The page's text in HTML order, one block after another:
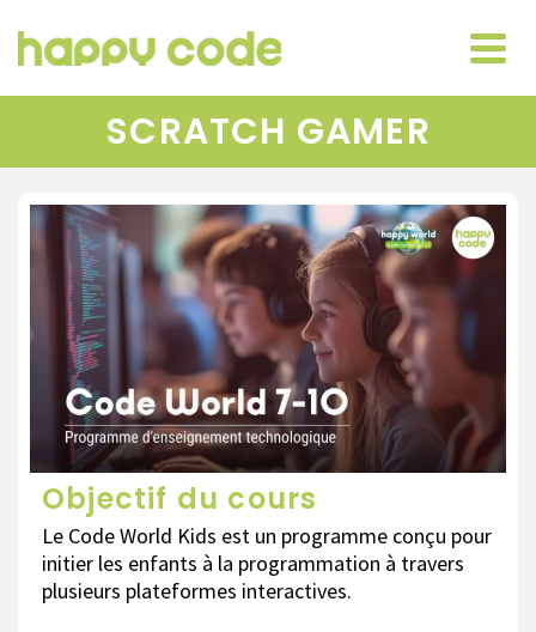
SCRATCH GAMER
Objectif du cours
Le Code World Kids est un programme conçu pour
initier les enfants à la programmation à travers
plusieurs plateformes interactives.